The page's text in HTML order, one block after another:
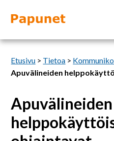
Tietoa
Materiaalit
Etusivu > Tietoa >
Apuvälineiden
Apuvälineiden